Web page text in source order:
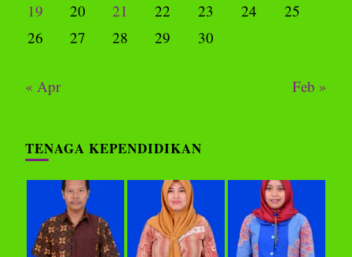
19
20 21 22 23 24
25
26
27 28 29 30
« Apr Feb »
TENAGA KEPENDIDIKAN